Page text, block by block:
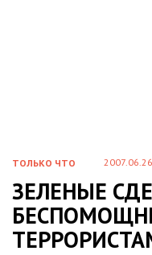
ТОЛЬКО ЧТО 2007.06.26
ЗЕЛЕНЫЕ